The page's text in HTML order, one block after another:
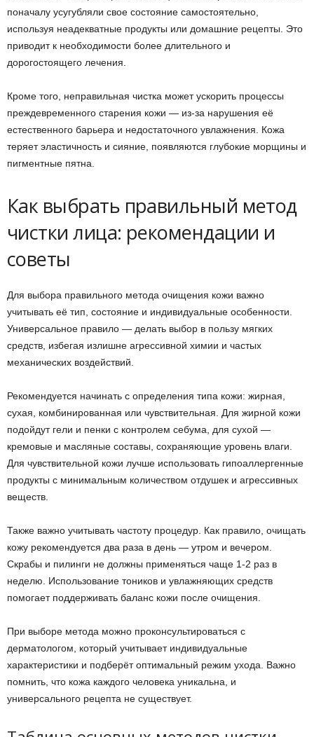
поначалу усугубляли свое состояние самостоятельно,
используя неадекватные продукты или домашние рецепты. Это
приводит к необходимости более длительного и
дорогостоящего лечения.
Кроме того, неправильная чистка может ускорить процессы
преждевременного старения кожи — из-за нарушения её
естественного барьера и недостаточного увлажнения. Кожа
теряет эластичность и сияние, появляются глубокие морщины и
пигментные пятна.
Как выбрать правильный метод
чистки лица: рекомендации и
советы
Для выбора правильного метода очищения кожи важно
учитывать её тип, состояние и индивидуальные особенности.
Универсальное правило — делать выбор в пользу мягких
средств, избегая излишне агрессивной химии и частых
механических воздействий.
Рекомендуется начинать с определения типа кожи: жирная,
сухая, комбинированная или чувствительная. Для жирной кожи
подойдут гели и пенки с контролем себума, для сухой —
кремовые и масляные составы, сохраняющие уровень влаги.
Для чувствительной кожи лучше использовать гипоаллергенные
продукты с минимальным количеством отдушек и агрессивных
веществ.
Также важно учитывать частоту процедур. Как правило, очищать
кожу рекомендуется два раза в день — утром и вечером.
Скрабы и пилинги не должны применяться чаще 1-2 раз в
неделю. Использование тоников и увлажняющих средств
помогает поддерживать баланс кожи после очищения.
При выборе метода можно проконсультироваться с
дерматологом, который учитывает индивидуальные
характеристики и подберёт оптимальный режим ухода. Важно
помнить, что кожа каждого человека уникальна, и
универсального рецепта не существует.